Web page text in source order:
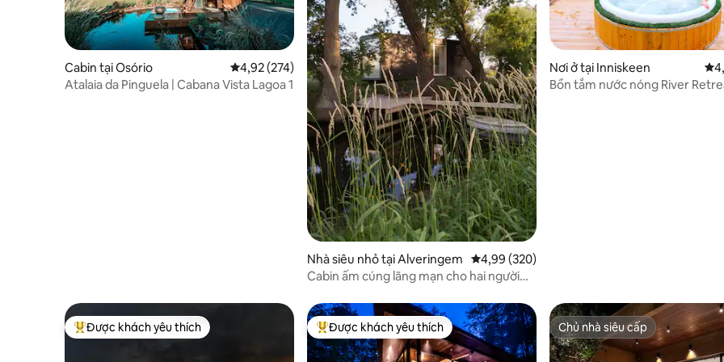
Cabin tại Osório Xếp hạng trung bình 4,92/5, 274 đánh giá
4,92 (274)
Atalaia da Pinguela | Cabana Vista Lagoa 1
Nhà siêu nhỏ tại Alveringem Xếp hạng trung bình 4,99/5, 320 đánh giá
4,99 (320)
Cabin ấm cúng lãng mạn cho hai người
Nơi ở tại Inniskeen
Bồn tắm nước nóng River
Được khách yêu thích nhất
Được khách yêu thích Được khách yêu thích nhất
Được khách yêu thích Chủ nhà siêu cấp
Chủ nhà siêu cấp